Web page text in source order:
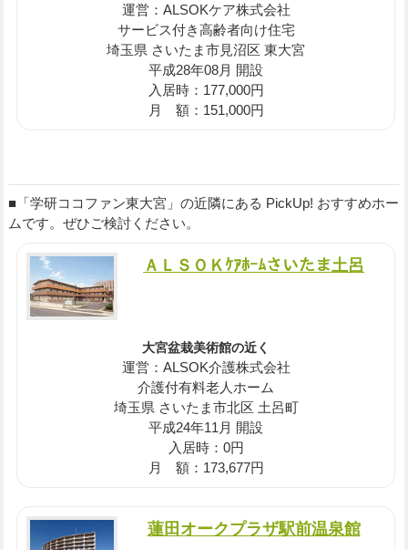
運営：ALSOKケア株式会社
サービス付き高齢者向け住宅
埼玉県 さいたま市見沼区 東大宮
平成28年08月 開設
入居時：177,000円
月 額：151,000円
■「学研ココファン東大宮」の近隣にある PickUp! おすすめホー
ムです。ぜひご検討ください。
ＡＬＳＯＫｹｱﾎｰﾑさいたま土呂
大宮盆栽美術館の近く
運営：ALSOK介護株式会社
介護付有料老人ホーム
埼玉県 さいたま市北区 土呂町
平成24年11月 開設
入居時：0円
月 額：173,677円
蓮田オークプラザ駅前温泉館